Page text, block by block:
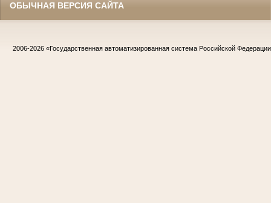
ОБЫЧНАЯ ВЕРСИЯ САЙТА
2006-2026 «Государственная автоматизированная система Российской